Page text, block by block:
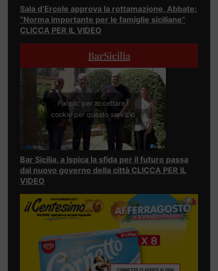
Sala d’Ercole approva la rottamazione, Abbate:
“Norma importante per le famiglie siciliane”
CLICCA PER IL VIDEO
BarSicilia
Fai clic per accettare i
cookie per questo servizio
Bar Sicilia, a Ispica la sfida per il futuro passa
dal nuovo governo della città CLICCA PER IL
VIDEO